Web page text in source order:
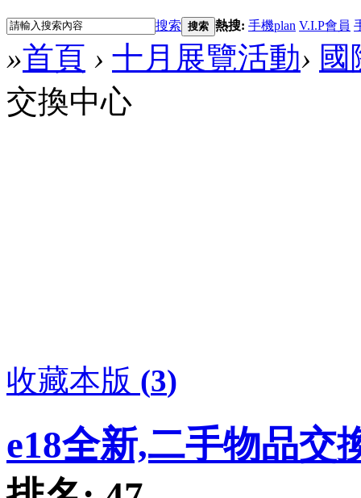
搜索 搜索 熱搜: 手機plan V.I.P會員
»首頁 › 十月展覽活動› 國
交換中心
收藏本版 (3)
e18全新,二手物品交